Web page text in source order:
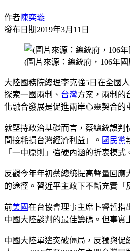
作者陳奕璇
發布日期2019年3月11日
(圖片來源：總統府，106年
大陸國務院總理李克強5日在全國
探索一國兩制、 台灣方案，兩制的
化融合發展是促進兩岸心靈契合的
就堅持政治基礎而言，蔡總統誤判
間接耗損台灣經濟利益」。 國民黨
「一中原則」強硬內涵的折衷模式
反觀今年年初蔡總統提高聲量回應
的途徑。習近平主政下不斷充實
前美國在台協會理事主席卜睿哲指
中國大陸談判的最佳籌碼。但事
中國大陸單邊突破僵局，反獨與